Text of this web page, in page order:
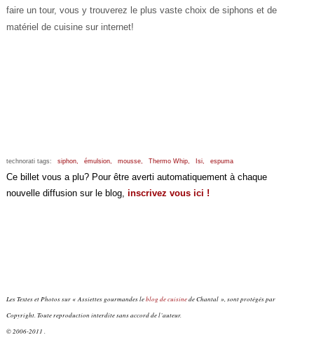
faire un tour, vous y trouverez le plus vaste choix de siphons et de
matériel de cuisine sur internet!
technorati tags: siphon, émulsion, mousse, Thermo Whip, Isi, espuma
Ce billet vous a plu? Pour être averti automatiquement à chaque
nouvelle diffusion sur le blog, inscrivez vous ici !
Les Textes et Photos sur « Assiettes gourmandes leblog de cuisinede Chantal », sont protégés par
Copyright. Toute reproduction interdite sans accord de l’auteur.
© 2006-2011 .